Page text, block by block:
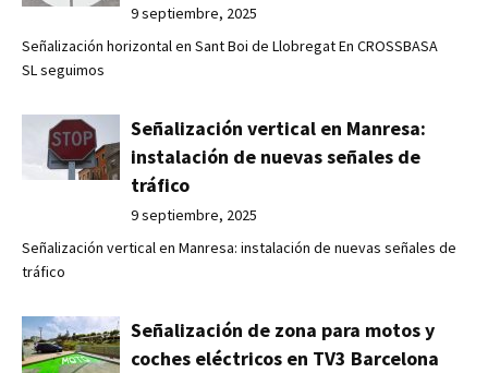
9 septiembre, 2025
Señalización horizontal en Sant Boi de Llobregat En CROSSBASA
SL seguimos
Señalización vertical en Manresa:
instalación de nuevas señales de
tráfico
9 septiembre, 2025
Señalización vertical en Manresa: instalación de nuevas señales de
tráfico
Señalización de zona para motos y
coches eléctricos en TV3 Barcelona